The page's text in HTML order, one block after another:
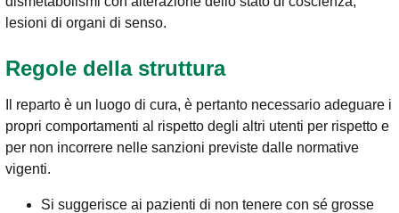
lesioni di organi di senso.
Regole della struttura
Il reparto è un luogo di cura, è pertanto necessario adeguare i
propri comportamenti al rispetto degli altri utenti per rispetto e
per non incorrere nelle sanzioni previste dalle normative
vigenti.
Si suggerisce ai pazienti di non tenere con sé grosse